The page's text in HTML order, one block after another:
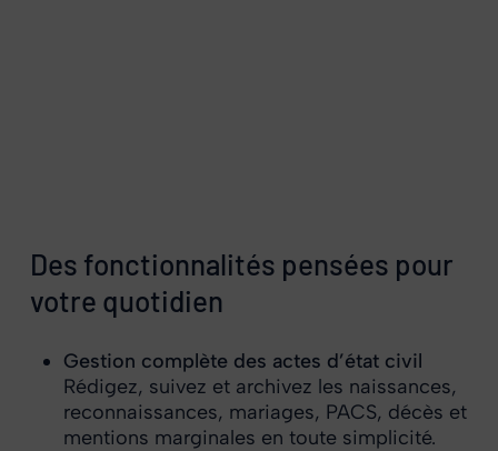
Des fonctionnalités pensées pour
votre quotidien
Gestion complète des actes d’état civil
Rédigez, suivez et archivez les naissances,
reconnaissances, mariages, PACS, décès et
mentions marginales en toute simplicité.